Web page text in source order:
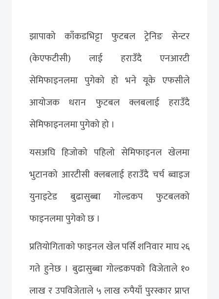
झापाको काँकडभिट्टा फुटबल ट्रेनिङ सेन्टर
(केएफटीसी) लाई हराउँदै एनआरटी
सेमिफाइनलमा पुगेको हो भने यूके एफसीले
आयोजक धरान फुटबल क्लबलाई हराउँदै
सेमिफाइनलमा पुगेको हो ।
यसअघि हिजोको पहिलो सेमिफाइनल खेलमा
भुटानको आरटीसी क्लबलाई हराउँदै चर्च ब्वाइज
युनाइटेड बुढासुब्बा गोल्डकप फुटबलको
फाइनलमा पुगेको छ ।
प्रतियोगिताको फाइनल खेल पर्सि शनिवार माघ २६
गते हुनेछ । बुढासुब्बा गोल्डकपको विजेताले १०
लाख र उपविजेताले ५ लाख रुपैयाँ पुरस्कार प्राप्त